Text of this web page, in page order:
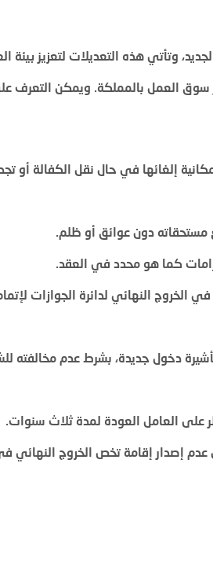
وتأتي هذه التعديلات لتعزيز بيئة
سوق العمل بالمملكة. ويمكن التعرف
3 أشهر، مع إمكانية إلغائها في حال نقل الكفالة أو
دون عوائق أو ظلم.
كما هو محدد في العقد.
الخروج النهائي لدائرة الجوازات
دخول جديدة، بشرط عدم مخالفته
العامل العودة لمدة ثلاث سنوات.
في حال عدم إصدار إقامة تخص الخروج النهائي